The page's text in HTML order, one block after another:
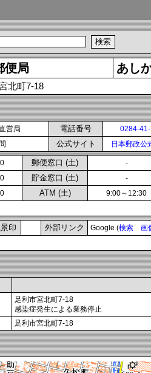
便局 あし
北町7-18
営局 電話番号 0284-
公式サイト 日本郵政公
郵便窓口 (土) -
貯金窓口 (土) -
ATM (土) 9:00～12:30
印 外部リンク Google (検索 画
足利市宮北町7-18
感染症発生による業務停止
足利市宮北町7-18